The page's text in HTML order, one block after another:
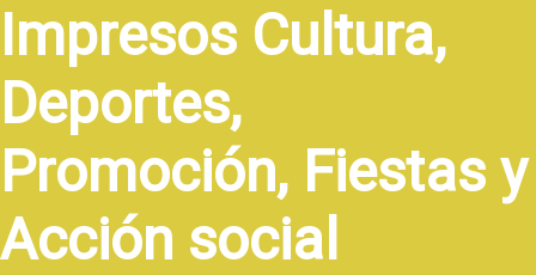
Impresos Cultura,
Deportes,
Promoción, Fiestas y
Acción social